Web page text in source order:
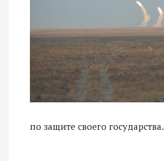
по защите своего государства.